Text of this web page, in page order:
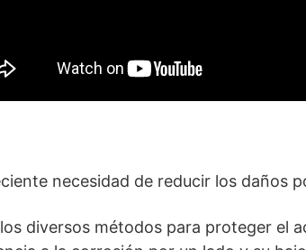
necesidad de reducir los daños
diversos métodos para proteger el